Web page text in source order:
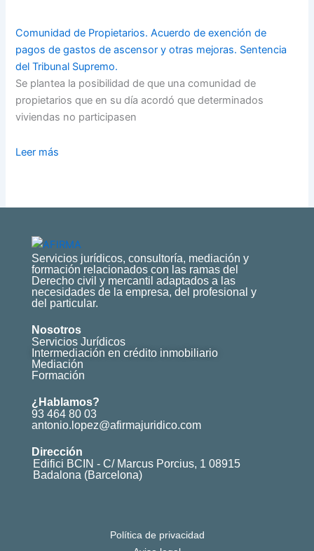
Comunidad de Propietarios. Acuerdo de exención de
pagos de gastos de ascensor y otras mejoras. Sentencia
del Tribunal Supremo.
Se plantea la posibilidad de que una comunidad de
propietarios que en su día acordó que determinados
viviendas no participasen
Leer más
Servicios jurídicos, consultoría, mediación y
formación relacionados con las ramas del
Derecho civil y mercantil adaptados a las
necesidades de la empresa, del profesional y
del particular.
Nosotros
Servicios Jurídicos
Intermediación en crédito inmobiliario
Mediación
Formación
¿Hablamos?
93 464 80 03
antonio.lopez@afirmajuridico.com
Dirección
Edifici BCIN - C/ Marcus Porcius, 1 08915
Badalona (Barcelona)
Política de privacidad